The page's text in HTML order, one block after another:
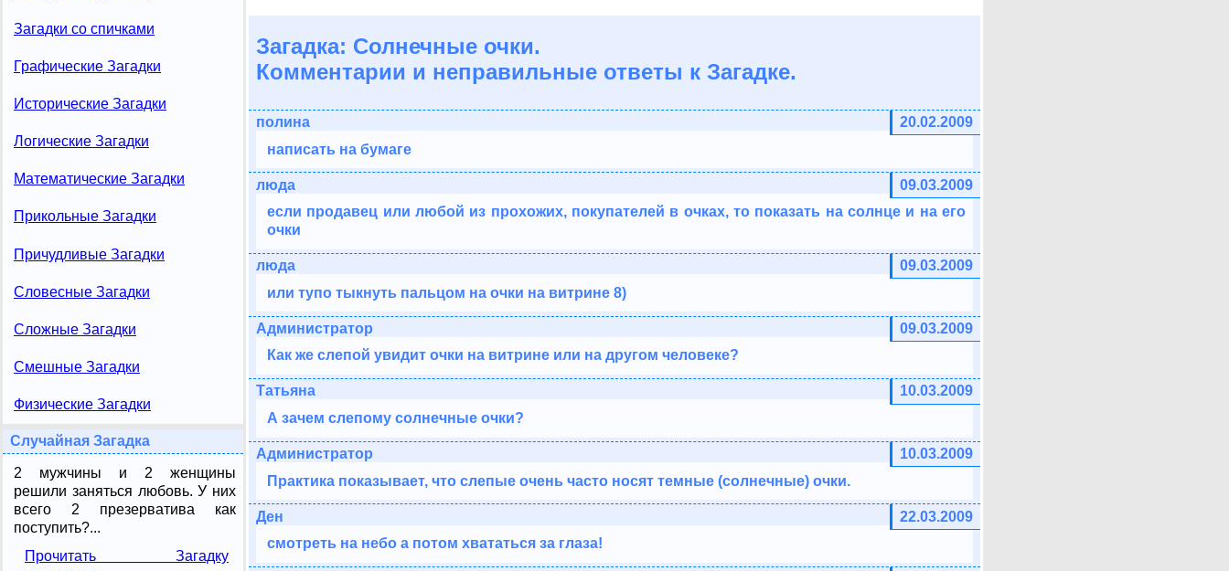
Загадки со спичками
Графические Загадки
Исторические Загадки
Логические Загадки
Математические Загадки
Прикольные Загадки
Причудливые Загадки
Словесные Загадки
Сложные Загадки
Смешные Загадки
Физические Загадки
Случайная Загадка
2 мужчины и 2 женщины
решили заняться любовь. У них
всего 2 презерватива как
поступить?...
Прочитать Загадку
Загадка: Солнечные очки.
Комментарии и неправильные ответы к Загадке.
20.02.2009
полина
написать на бумаге
09.03.2009
люда
если продавец или любой из прохожих, покупателей в очках, то показать на солнце и на его
очки
09.03.2009
люда
или тупо тыкнуть пальцом на очки на витрине 8)
09.03.2009
Администратор
Как же слепой увидит очки на витрине или на другом человеке?
10.03.2009
Татьяна
А зачем слепому солнечные очки?
10.03.2009
Администратор
Практика показывает, что слепые очень часто носят темные (солнечные) очки.
22.03.2009
Ден
смотреть на небо а потом хвататься за глаза!